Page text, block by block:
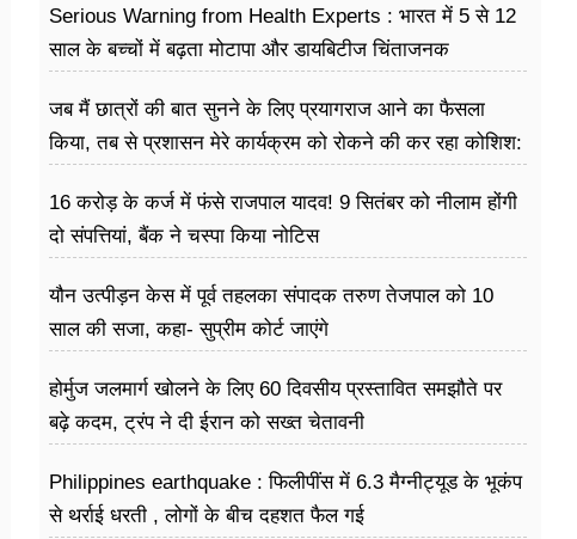
Serious Warning from Health Experts : भारत में 5 से 12
साल के बच्चों में बढ़ता मोटापा और डायबिटीज चिंताजनक
जब मैं छात्रों की बात सुनने के लिए प्रयागराज आने का फैसला
किया, तब से प्रशासन मेरे कार्यक्रम को रोकने की कर रहा कोशिश:
16 करोड़ के कर्ज में फंसे राजपाल यादव! 9 सितंबर को नीलाम होंगी
दो संपत्तियां, बैंक ने चस्पा किया नोटिस
यौन उत्पीड़न केस में पूर्व तहलका संपादक तरुण तेजपाल को 10
साल की सजा, कहा- सुप्रीम कोर्ट जाएंगे
होर्मुज जलमार्ग खोलने के लिए 60 दिवसीय प्रस्तावित समझौते पर
बढ़े कदम, ट्रंप ने दी ईरान को सख्त चेतावनी
Philippines earthquake : फिलीपींस में 6.3 मैग्नीट्यूड के भूकंप
से थर्राई धरती , लोगों के बीच दहशत फैल गई